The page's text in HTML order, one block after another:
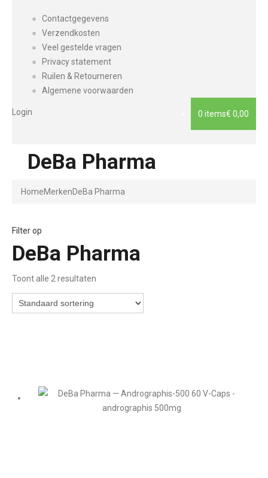
Contactgegevens
Verzendkosten
Veel gestelde vragen
Privacy statement
Ruilen & Retourneren
Algemene voorwaarden
0 items€ 0,00
Login
DeBa Pharma
HomeMerkenDeBa Pharma
Filter op
DeBa Pharma
Toont alle 2 resultaten